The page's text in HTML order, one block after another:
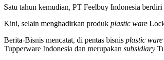
Satu tahun kemudian, PT Feelbuy Indonesia
Kini, selain menghadirkan produk plastic ware
Berita-Bisnis mencatat, di pentas bisnis plastic ware
Tupperware Indonesia dan merupakan subsidiary